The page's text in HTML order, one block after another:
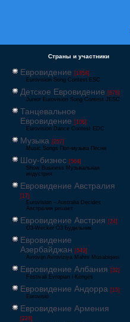
Страны и участники
Евровидение [1858]
Eurovision Song Contest ESC
Детское Евровидение [878]
Junior Eurovision Song Contest JESC
Танцевальное
Евровидение [106]
Eurovision Dance Contest EDC
Музыка [257]
Music Songs Поп-музыка Песни
Шоу-бизнес [564]
Show Business Музыкальная
индустрия
Евровидение Австралия
[17]
Eurovision – Australia Decides
Австралия решает
Евровидение Австрия [24]
Ö3-Wecker Ö3 Будильник
Евровидение
Азербайджан [549]
Avrovijn Avroviziya Mahnı Müsabiqəsi
Евровидение Албания [32]
Festivali Evropian i Këngës
Евровидение Андорра [15]
Eurovisió
Евровидение Армения
[228]